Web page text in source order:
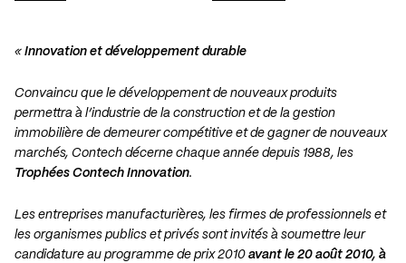
« Innovation et développement durable
Convaincu que le développement de nouveaux produits
permettra à l’industrie de la construction et de la gestion
immobilière de demeurer compétitive et de gagner de nouveaux
marchés, Contech décerne chaque année depuis 1988, les
Trophées Contech Innovation.
Les entreprises manufacturières, les firmes de professionnels et
les organismes publics et privés sont invités à soumettre leur
candidature au programme de prix 2010 avant le 20 août 2010, à